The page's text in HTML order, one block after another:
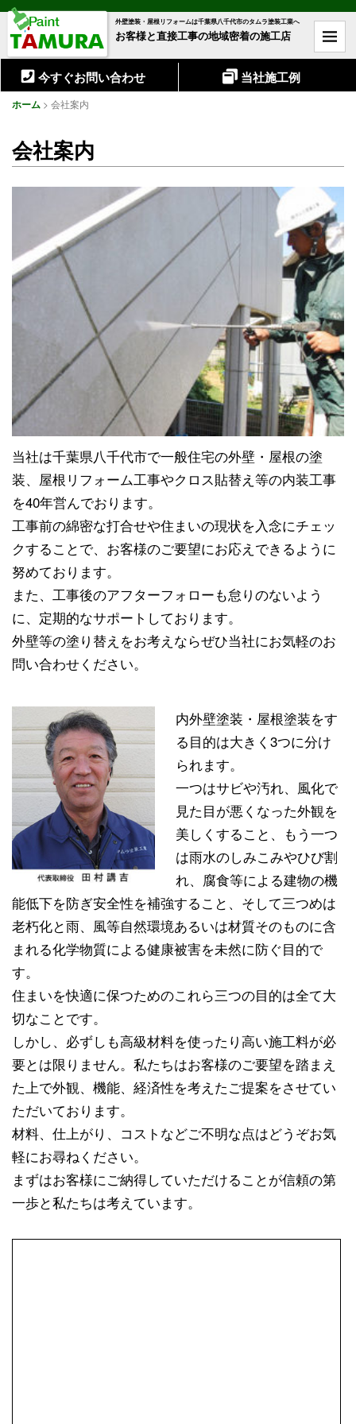
外壁塗装・屋根リフォームは千葉県八千代市のタムラ塗装工業へ
お客様と直接工事の地域密着の施工店
今すぐお問い合わせ 当社施工例
ホーム > 会社案内
会社案内
当社は千葉県八千代市で一般住宅の外壁・屋根の塗
装、屋根リフォーム工事やクロス貼替え等の内装工事
を40年営んでおります。
工事前の綿密な打合せや住まいの現状を入念にチェッ
クすることで、お客様のご要望にお応えできるように
努めております。
また、工事後のアフターフォローも怠りのないよう
に、定期的なサポートしております。
外壁等の塗り替えをお考えならぜひ当社にお気軽のお
問い合わせください。
内外壁塗装・屋根塗装をす
る目的は大きく3つに分け
られます。
一つはサビや汚れ、風化で
見た目が悪くなった外観を
美しくすること、もう一つ
は雨水のしみこみやひび割
れ、腐食等による建物の機
能低下を防ぎ安全性を補強すること、そして三つめは
老朽化と雨、風等自然環境あるいは材質そのものに含
まれる化学物質による健康被害を未然に防ぐ目的で
す。
住まいを快適に保つためのこれら三つの目的は全て大
切なことです。
しかし、必ずしも高級材料を使ったり高い施工料が必
要とは限りません。私たちはお客様のご要望を踏まえ
た上で外観、機能、経済性を考えたご提案をさせてい
ただいております。
材料、仕上がり、コストなどご不明な点はどうぞお気
軽にお尋ねください。
まずはお客様にご納得していただけることが信頼の第
一歩と私たちは考えています。